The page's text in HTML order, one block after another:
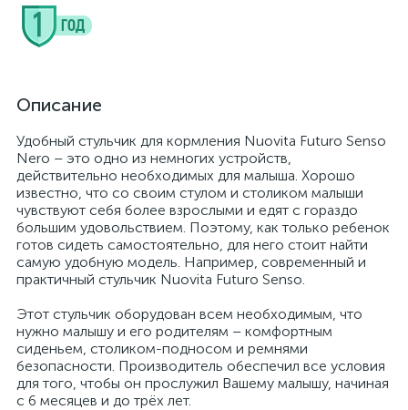
Описание
Удобный стульчик для кормления Nuovita Futuro Senso
Nero – это одно из немногих устройств,
действительно необходимых для малыша. Хорошо
известно, что со своим стулом и столиком малыши
чувствуют себя более взрослыми и едят с гораздо
большим удовольствием. Поэтому, как только ребенок
готов сидеть самостоятельно, для него стоит найти
самую удобную модель. Например, современный и
практичный стульчик Nuovita Futuro Senso.
Этот стульчик оборудован всем необходимым, что
нужно малышу и его родителям – комфортным
сиденьем, столиком-подносом и ремнями
безопасности. Производитель обеспечил все условия
для того, чтобы он прослужил Вашему малышу, начиная
с 6 месяцев и до трёх лет.